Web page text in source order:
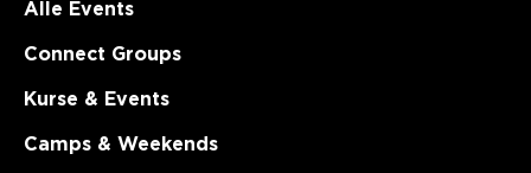
Alle Events
Connect Groups
Kurse & Events
Camps & Weekends